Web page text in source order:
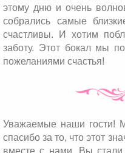
этому дню и очень
собрались самые
счастливы. И хотим
заботу. Этот бокал мы
пожеланиями счастья!
Уважаемые наши гости!
спасибо за то, что этот
вместе с нами. Вы